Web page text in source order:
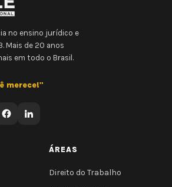
no ensino jurídico e
Mais de 20 anos
em todo o Brasil.
merece!"
ÁREAS
Direito do Trabalho